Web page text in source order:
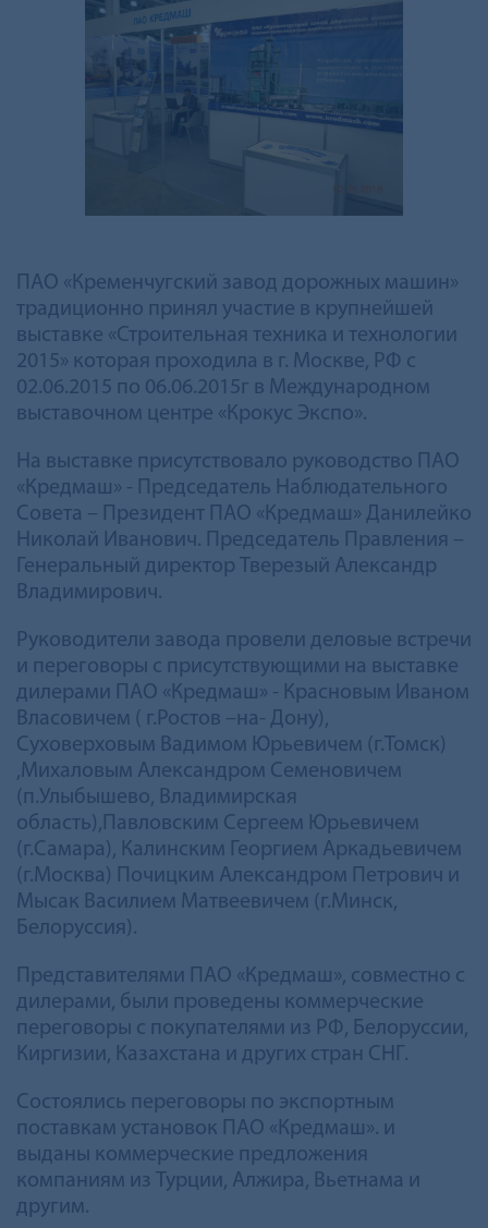
ПАО «Кременчугский завод дорожных машин»
традиционно принял участие в крупнейшей
выставке «Строительная техника и технологии
2015» которая проходила в г. Москве, РФ с
02.06.2015 по 06.06.2015г в Международном
выставочном центре «Крокус Экспо».
На выставке присутствовало руководство ПАО
«Кредмаш» - Председатель Наблюдательного
Совета – Президент ПАО «Кредмаш» Данилейко
Николай Иванович. Председатель Правления –
Генеральный директор Тверезый Александр
Владимирович.
Руководители завода провели деловые встречи
и переговоры с присутствующими на выставке
дилерами ПАО «Кредмаш» - Красновым Иваном
Власовичем ( г.Ростов –на- Дону),
Суховерховым Вадимом Юрьевичем (г.Томск)
,Михаловым Александром Семеновичем
(п.Улыбышево, Владимирская
область),Павловским Сергеем Юрьевичем
(г.Самара), Калинским Георгием Аркадьевичем
(г.Москва) Почицким Александром Петрович и
Мысак Василием Матвеевичем (г.Минск,
Белоруссия).
Представителями ПАО «Кредмаш», совместно с
дилерами, были проведены коммерческие
переговоры с покупателями из РФ, Белоруссии,
Киргизии, Казахстана и других стран СНГ.
Состоялись переговоры по экспортным
поставкам установок ПАО «Кредмаш». и
выданы коммерческие предложения
компаниям из Турции, Алжира, Вьетнама и
другим.